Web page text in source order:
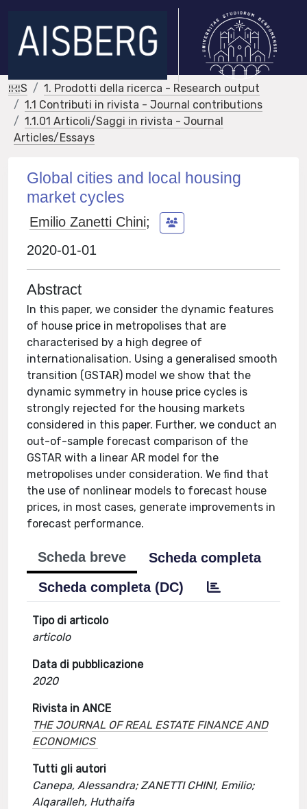
IRIS
1. Prodotti della ricerca - Research output
1.1 Contributi in rivista - Journal contributions
1.1.01 Articoli/Saggi in rivista - Journal
Articles/Essays
Global cities and local housing
market cycles
Emilio Zanetti Chini;
2020-01-01
Abstract
In this paper, we consider the dynamic features
of house price in metropolises that are
characterised by a high degree of
internationalisation. Using a generalised smooth
transition (GSTAR) model we show that the
dynamic symmetry in house price cycles is
strongly rejected for the housing markets
considered in this paper. Further, we conduct an
out-of-sample forecast comparison of the
GSTAR with a linear AR model for the
metropolises under consideration. We find that
the use of nonlinear models to forecast house
prices, in most cases, generate improvements in
forecast performance.
Scheda breve
Scheda completa
Scheda completa (DC)
Tipo di articolo
articolo
Data di pubblicazione
2020
Rivista in ANCE
THE JOURNAL OF REAL ESTATE FINANCE AND
ECONOMICS
Tutti gli autori
Canepa, Alessandra; ZANETTI CHINI, Emilio;
Alqaralleh, Huthaifa